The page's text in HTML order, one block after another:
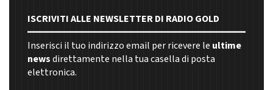
ISCRIVITI ALLE NEWSLETTER DI RADIO GOLD
Inserisci il tuo indirizzo email per ricevere le ultime
newsdirettamente nella tua casella di posta
elettronica.